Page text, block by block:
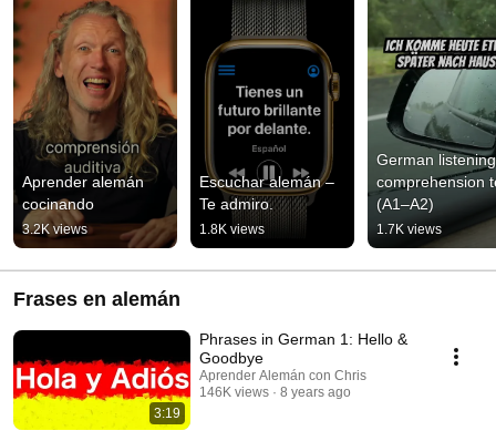
Aprender alemán
cocinando
3.2K views
Escuchar alemán –
Te admiro.
1.8K views
German listening
comprehension
(A1–A2)
1.7K views
Frases en alemán
3:19
Phrases in German 1: Hello &
Goodbye
Aprender Alemán con Chris
146K views
8 years ago